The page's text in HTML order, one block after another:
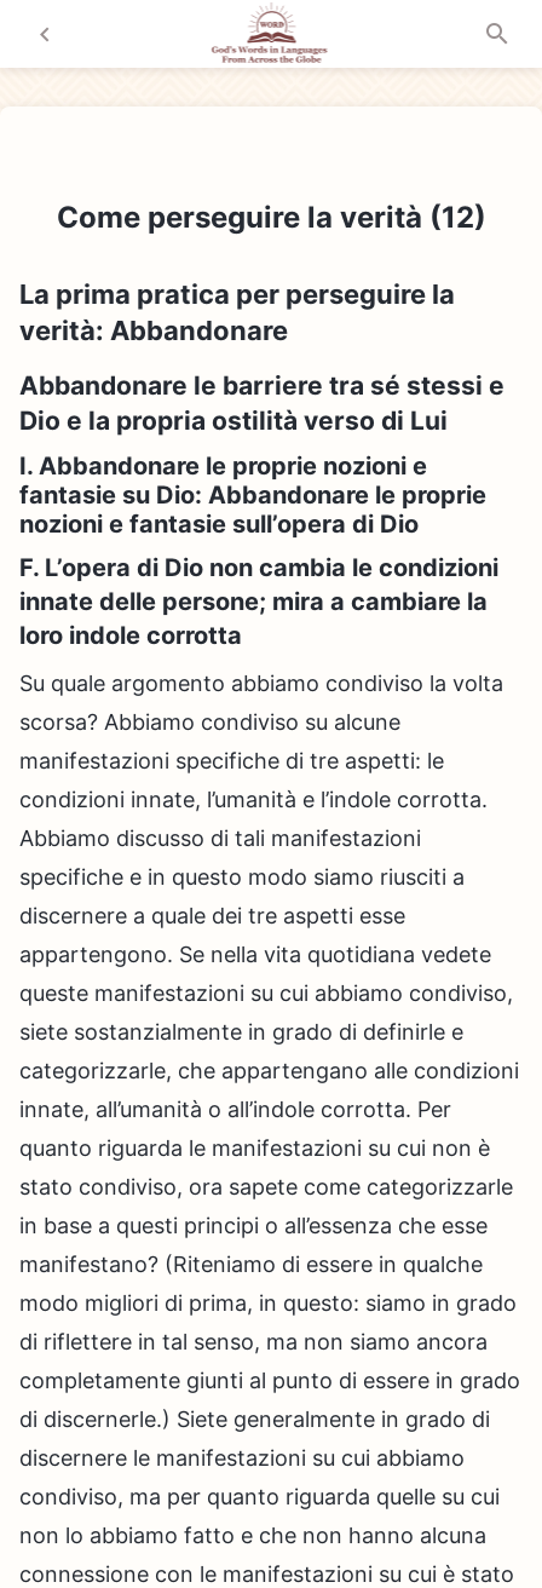
Come perseguire la verità (12)
La prima pratica per perseguire la
verità: Abbandonare
Abbandonare le barriere tra sé stessi e
Dio e la propria ostilità verso di Lui
I. Abbandonare le proprie nozioni e
fantasie su Dio: Abbandonare le proprie
nozioni e fantasie sull’opera di Dio
F. L’opera di Dio non cambia le condizioni
innate delle persone; mira a cambiare la
loro indole corrotta
Su quale argomento abbiamo condiviso la volta
scorsa? Abbiamo condiviso su alcune
manifestazioni specifiche di tre aspetti: le
condizioni innate, l’umanità e l’indole corrotta.
Abbiamo discusso di tali manifestazioni
specifiche e in questo modo siamo riusciti a
discernere a quale dei tre aspetti esse
appartengono. Se nella vita quotidiana vedete
queste manifestazioni su cui abbiamo condiviso,
siete sostanzialmente in grado di definirle e
categorizzarle, che appartengano alle condizioni
innate, all’umanità o all’indole corrotta. Per
quanto riguarda le manifestazioni su cui non è
stato condiviso, ora sapete come categorizzarle
in base a questi principi o all’essenza che esse
manifestano? (Riteniamo di essere in qualche
modo migliori di prima, in questo: siamo in grado
di riflettere in tal senso, ma non siamo ancora
completamente giunti al punto di essere in grado
di discernerle.) Siete generalmente in grado di
discernere le manifestazioni su cui abbiamo
condiviso, ma per quanto riguarda quelle su cui
non lo abbiamo fatto e che non hanno alcuna
connessione con le manifestazioni su cui è stato